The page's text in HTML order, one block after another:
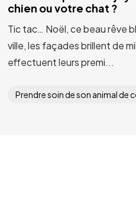
chien ou votre chat ?
Tic tac… Noël, ce beau rêve
ville, les façades brillent de
effectuent leurs premi...
Prendre soin de son animal de